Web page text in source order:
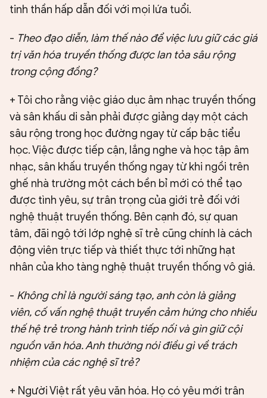
tinh thần hấp dẫn đối với mọi lứa tuổi.
- Theo đạo diễn, làm thế nào để việc lưu giữ các giá
trị văn hóa truyền thống được lan tỏa sâu rộng
trong cộng đồng?
+ Tôi cho rằng việc giáo dục âm nhạc truyền thống
và sân khấu di sản phải được giảng dạy một cách
sâu rộng trong học đường ngay từ cấp bậc tiểu
học. Việc được tiếp cận, lắng nghe và học tập âm
nhạc, sân khấu truyền thống ngay từ khi ngồi trên
ghế nhà trường một cách bền bỉ mới có thể tạo
được tình yêu, sự trân trọng của giới trẻ đối với
nghệ thuật truyền thống. Bên cạnh đó, sự quan
tâm, đãi ngộ tới lớp nghệ sĩ trẻ cũng chính là cách
động viên trực tiếp và thiết thực tới những hạt
nhân của kho tàng nghệ thuật truyền thống vô giá.
- Không chỉ là người sáng tạo, anh còn là giảng
viên, cố vấn nghệ thuật truyền cảm hứng cho nhiều
thế hệ trẻ trong hành trình tiếp nối và gìn giữ cội
nguồn văn hóa. Anh thường nói điều gì về trách
nhiệm của các nghệ sĩ trẻ?
+ Người Việt rất yêu văn hóa. Họ có yêu mới trân